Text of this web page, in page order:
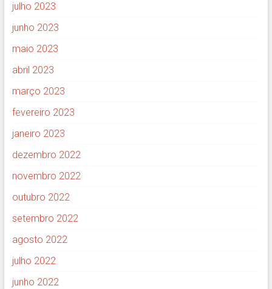
julho 2023
junho 2023
maio 2023
abril 2023
março 2023
fevereiro 2023
janeiro 2023
dezembro 2022
novembro 2022
outubro 2022
setembro 2022
agosto 2022
julho 2022
junho 2022